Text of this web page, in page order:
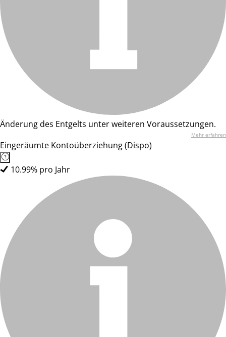
Änderung des Entgelts unter weiteren Voraussetzungen.
Mehr erfahren
Eingeräumte Kontoüberziehung (Dispo)
10.99% pro Jahr